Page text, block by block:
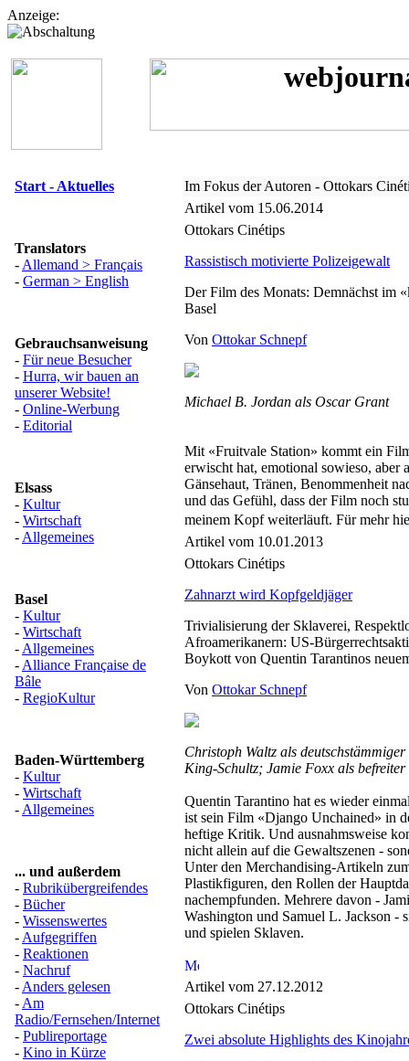
Anzeige:
Start - Aktuelles
Translators
- Allemand > Français
- German > English
Gebrauchsanweisung
- Für neue Besucher
- Hurra, wir bauen an
unserer Website!
- Online-Werbung
- Editorial
Elsass
- Kultur
- Wirtschaft
- Allgemeines
Basel
- Kultur
- Wirtschaft
- Allgemeines
- Alliance Française de
Bâle
- RegioKultur
Baden-Württemberg
- Kultur
- Wirtschaft
- Allgemeines
... und außerdem
- Rubrikübergreifendes
- Bücher
- Wissenswertes
- Aufgegriffen
- Reaktionen
- Nachruf
- Anders gelesen
- Am
Radio/Fernsehen/Internet
- Publireportage
- Kino in Kürze
Im Fokus der Autoren - Ottokars
Artikel vom 15.06.2014
Ottokars Cinétips
Rassistisch motivierte Polizeigewalt
Der Film des Monats: Demnächst im
Basel
Von Ottokar Schnepf
Michael B. Jordan als Oscar Grant
Mit «Fruitvale Station» kommt ein
erwischt hat, emotional sowieso, aber
Gänsehaut, Tränen, Benommenheit
und das Gefühl, dass der Film noch
meinem Kopf weiterläuft. Für mehr
Artikel vom 10.01.2013
Ottokars Cinétips
Zahnarzt wird Kopfgeldjäger
Trivialisierung der Sklaverei,
Afroamerikanern: US-
Boykott von Quentin Tarantinos
Von Ottokar Schnepf
Christoph Waltz als
King-Schultz; Jamie Foxx als
Quentin Tarantino hat es wieder
ist sein Film «Django Unchained» in
heftige Kritik. Und ausnahmsweise
nicht allein auf die Gewaltszenen -
Unter den Merchandising-Artikeln
Plastikfiguren, den Rollen der
nachempfunden. Mehrere davon -
Washington und Samuel L. Jackson -
und spielen Sklaven.
Artikel vom 27.12.2012
Ottokars Cinétips
Zwei absolute Highlights des